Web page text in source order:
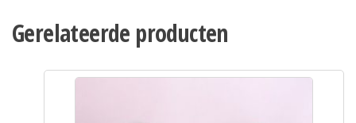
Gerelateerde producten